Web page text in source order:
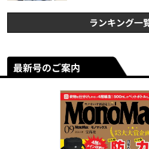
ランキング一
最新号のご案内